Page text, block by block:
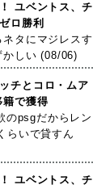
ユベントス、チ
ロ勝利
タにマジレスす
かしい (08/06)
チとコロ・ムア
籍で獲得
のpsgだからレン
らいで貸すん
ユベントス、チ